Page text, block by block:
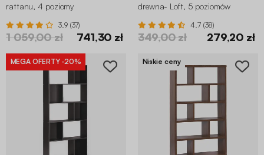
rattanu, 4 poziomy
3.9 (37)
1 059,00 zł 741,30 zł
drewna- Loft, 5 poziomów
4.7 (38)
349,00 zł 279,20 zł
MEGA OFERTY -20% Niskie ceny